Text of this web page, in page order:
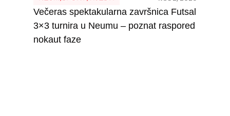
Večeras spektakularna završnica Futsal
3×3 turnira u Neumu – poznat raspored
nokaut faze